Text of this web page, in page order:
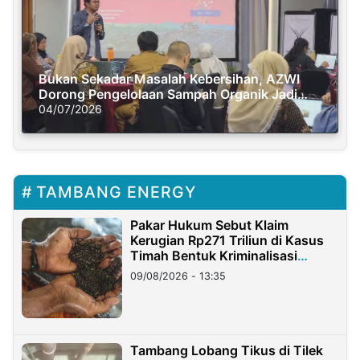
Bukan Sekadar Masalah Kebersihan, AZWI
Dorong Pengelolaan Sampah Organik Jadi
Solusi Krisis Iklim
04/07/2026
TAMBANG ENERGY
Pakar Hukum Sebut Klaim
Kerugian Rp271 Triliun di Kasus
Timah Bentuk Kriminalisasi
Terhadap Usaha
09/08/2026 - 13:35
Tambang Lobang Tikus di Tilek